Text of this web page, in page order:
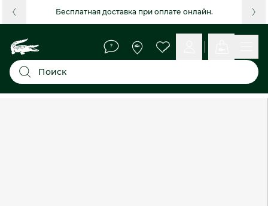
Бесплатная доставка при оплате онлайн.
Поиск